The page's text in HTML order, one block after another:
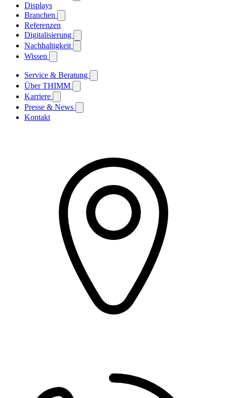
Displays
Branchen
Referenzen
Digitalisierung
Nachhaltigkeit
Wissen
Service & Beratung
Über THIMM
Karriere
Presse & News
Kontakt